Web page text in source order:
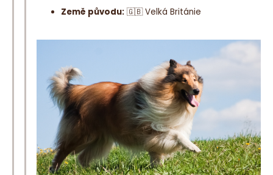
Země původu: 🇬🇧 Velká Británie